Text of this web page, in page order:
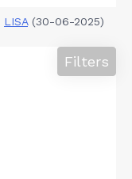
LISA(30-06-2025)
Filters